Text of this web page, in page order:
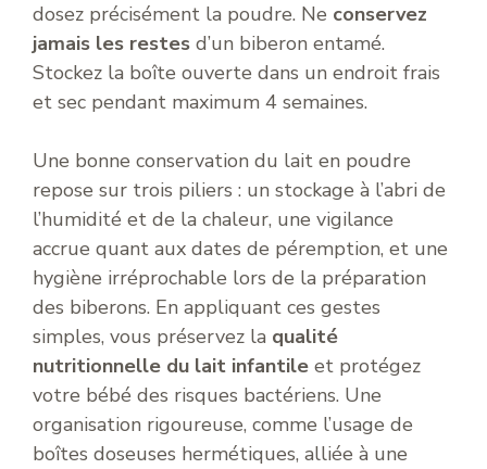
dosez précisément la poudre. Ne conservez
jamais les restes d’un biberon entamé.
Stockez la boîte ouverte dans un endroit frais
et sec pendant maximum 4 semaines.
Une bonne conservation du lait en poudre
repose sur trois piliers : un stockage à l’abri de
l’humidité et de la chaleur, une vigilance
accrue quant aux dates de péremption, et une
hygiène irréprochable lors de la préparation
des biberons. En appliquant ces gestes
simples, vous préservez la qualité
nutritionnelle du lait infantile et protégez
votre bébé des risques bactériens. Une
organisation rigoureuse, comme l’usage de
boîtes doseuses hermétiques, alliée à une